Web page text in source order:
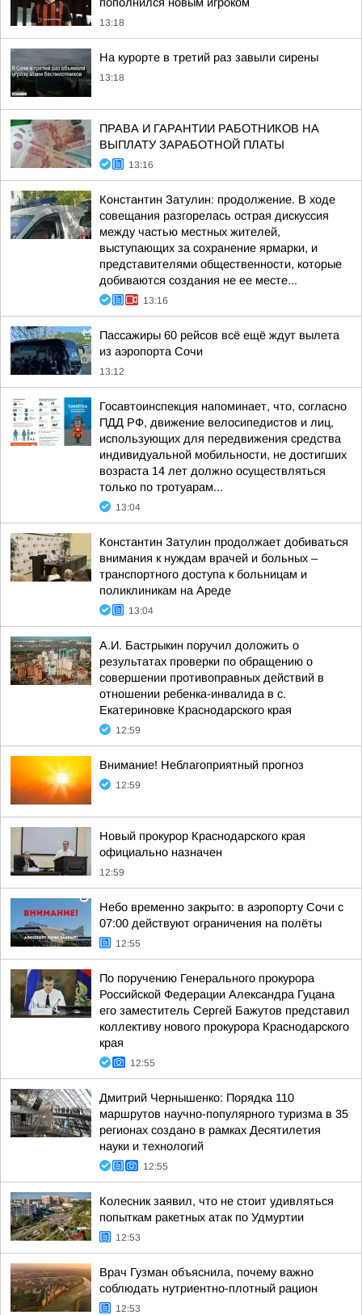
13:18
На курорте в третий раз завыли сирены
13:18
ПРАВА И ГАРАНТИИ РАБОТНИКОВ НА
ВЫПЛАТУ ЗАРАБОТНОЙ ПЛАТЫ
13:16
Константин Затулин: продолжение. В ходе
совещания разгорелась острая дискуссия
между частью местных жителей,
выступающих за сохранение ярмарки, и
представителями общественности, которые
добиваются создания не ее месте...
13:16
Пассажиры 60 рейсов всё ещё ждут вылета
из аэропорта Сочи
13:12
Госавтоинспекция напоминает, что, согласно
ПДД РФ, движение велосипедистов и лиц,
использующих для передвижения средства
индивидуальной мобильности, не достигших
возраста 14 лет должно осуществляться
только по тротуарам...
13:04
Константин Затулин продолжает добиваться
внимания к нуждам врачей и больных –
транспортного доступа к больницам и
поликлиникам на Ареде
13:04
А.И. Бастрыкин поручил доложить о
результатах проверки по обращению о
совершении противоправных действий в
отношении ребенка-инвалида в с.
Екатериновке Краснодарского края
12:59
Внимание! Неблагоприятный прогноз
12:59
Новый прокурор Краснодарского края
официально назначен
12:59
Небо временно закрыто: в аэропорту Сочи с
07:00 действуют ограничения на полёты
12:55
По поручению Генерального прокурора
Российской Федерации Александра Гуцана
его заместитель Сергей Бажутов представил
коллективу нового прокурора Краснодарского
края
12:55
Дмитрий Чернышенко: Порядка 110
маршрутов научно-популярного туризма в 35
регионах создано в рамках Десятилетия
науки и технологий
12:55
Колесник заявил, что не стоит удивляться
попыткам ракетных атак по Удмуртии
12:53
Врач Гузман объяснила, почему важно
соблюдать нутриентно-плотный рацион
12:53